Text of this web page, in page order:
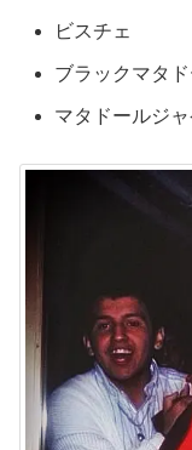
ビスチェ
ブラックマタ
マタドールジャ